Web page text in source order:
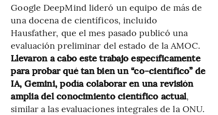
Google DeepMind lideró un equipo de más de
una docena de científicos, incluido
Hausfather, que el mes pasado publicó una
evaluación preliminar del estado de la AMOC.
Llevaron a cabo este trabajo específicamente
para probar qué tan bien un “co-científico” de
IA, Gemini, podía colaborar en una revisión
amplia del conocimiento científico actual,
similar a las evaluaciones integrales de la ONU.